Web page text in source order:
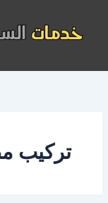
المحتوى
تركيب